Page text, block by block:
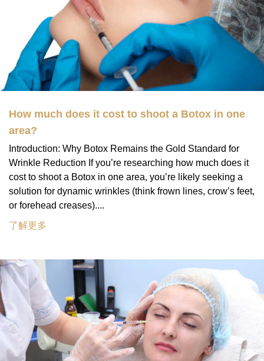
How much does it cost to shoot a Botox in one
area?
Introduction: Why Botox Remains the Gold Standard for
Wrinkle Reduction If you’re researching how much does it
cost to shoot a Botox in one area, you’re likely seeking a
solution for dynamic wrinkles (think frown lines, crow’s feet,
or forehead creases)....
了解更多